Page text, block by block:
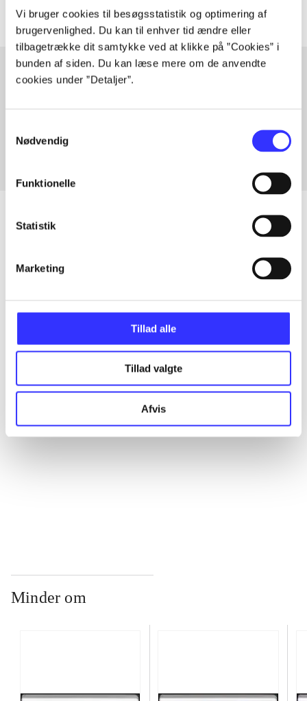
Vi bruger cookies til besøgsstatistik og optimering af
brugervenlighed. Du kan til enhver tid ændre eller
tilbagetrække dit samtykke ved at klikke på ”Cookies” i
bunden af siden. Du kan læse mere om de anvendte
cookies under ”Detaljer”.
Nødvendig
Funktionelle
Statistik
Marketing
Tillad alle
Tillad valgte
Afvis
Alle registrerede artikler fordelt på udgivelser
...
Minder om